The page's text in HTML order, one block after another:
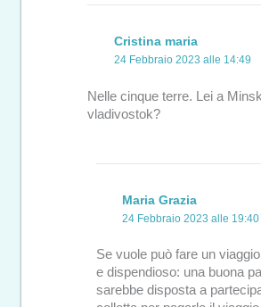
Cristina maria
24 Febbraio 2023 alle 14:49
Nelle cinque terre. Lei a
vladivostok?
Maria Grazia
24 Febbraio 2023 alle 19:40
Se vuole può fare un
e dispendioso: una buona
sarebbe disposta a